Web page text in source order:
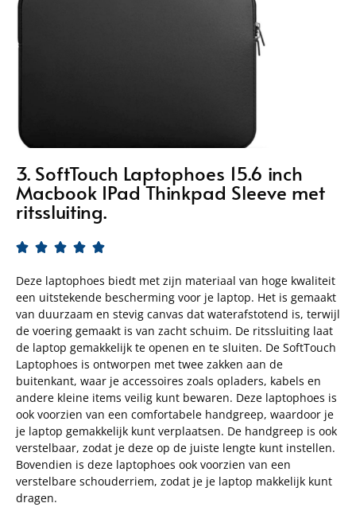
3. SoftTouch Laptophoes 15.6 inch
Macbook IPad Thinkpad Sleeve met
ritssluiting.
    
Deze laptophoes biedt met zijn materiaal van hoge kwaliteit
een uitstekende bescherming voor je laptop. Het is gemaakt
van duurzaam en stevig canvas dat waterafstotend is, terwijl
de voering gemaakt is van zacht schuim. De ritssluiting laat
de laptop gemakkelijk te openen en te sluiten. De SoftTouch
Laptophoes is ontworpen met twee zakken aan de
buitenkant, waar je accessoires zoals opladers, kabels en
andere kleine items veilig kunt bewaren. Deze laptophoes is
ook voorzien van een comfortabele handgreep, waardoor je
je laptop gemakkelijk kunt verplaatsen. De handgreep is ook
verstelbaar, zodat je deze op de juiste lengte kunt instellen.
Bovendien is deze laptophoes ook voorzien van een
verstelbare schouderriem, zodat je je laptop makkelijk kunt
dragen.